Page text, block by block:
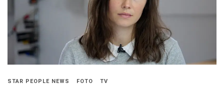
STAR PEOPLE NEWS FOTO TV